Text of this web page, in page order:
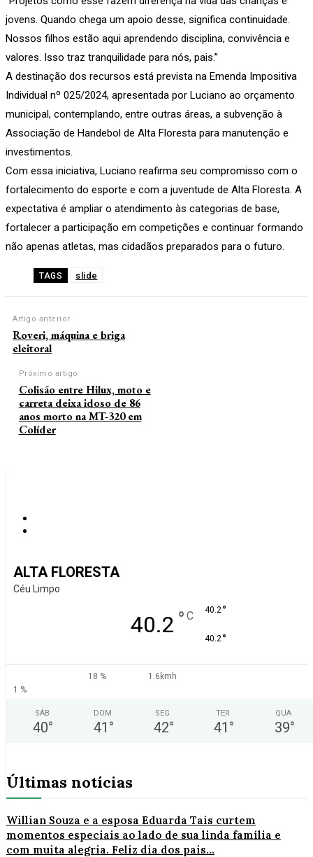
jovens. Quando chega um apoio desse, significa continuidade.
Nossos filhos estão aqui aprendendo disciplina, convivência e
valores. Isso traz tranquilidade para nós, pais.”
A destinação dos recursos está prevista na Emenda Impositiva
Individual nº 025/2024, apresentada por Luciano ao orçamento
municipal, contemplando, entre outras áreas, a subvenção à
Associação de Handebol de Alta Floresta para manutenção e
investimentos.
Com essa iniciativa, Luciano reafirma seu compromisso com o
fortalecimento do esporte e com a juventude de Alta Floresta. A
expectativa é ampliar o atendimento às categorias de base,
fortalecer a participação em competições e continuar formando
não apenas atletas, mas cidadãos preparados para o futuro.
TAGS slide
Artigo anterior
Roveri, máquina e briga
eleitoral
Próximo artigo
Colisão entre Hilux, moto e
carreta deixa idoso de 86
anos morto na MT-320 em
Colíder
ALTA FLORESTA
Céu Limpo
40.2 ° C 40.2°
40.2°
18 %
1.6kmh
1 %
SÁB
40°
DOM
41 °
SEG
42°
TER
41 °
QUA
39°
Últimas notícias
Willian Souza e a esposa Eduarda Tais curtem
momentos especiais ao lado de sua linda família e
com muita alegria. Feliz dia dos pais...